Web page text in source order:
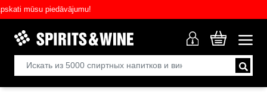
mūsu piedāvājumu!